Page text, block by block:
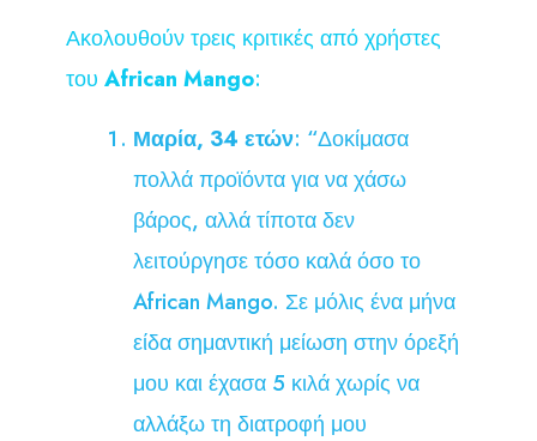
Ακολουθούν τρεις κριτικές από χρήστες
του African Mango:
Μαρία, 34 ετών: “Δοκίμασα
πολλά προϊόντα για να χάσω
βάρος, αλλά τίποτα δεν
λειτούργησε τόσο καλά όσο το
African Mango. Σε μόλις ένα μήνα
είδα σημαντική μείωση στην όρεξή
μου και έχασα 5 κιλά χωρίς να
αλλάξω τη διατροφή μου